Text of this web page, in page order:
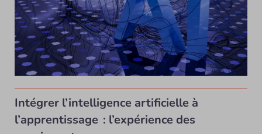
Intégrer l’intelligence artificielle à
l’apprentissage : l’expérience des